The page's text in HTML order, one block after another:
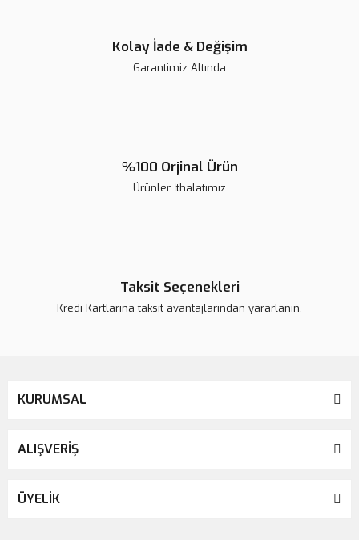
Kolay İade & Değişim
Garantimiz Altında
%100 Orjinal Ürün
Ürünler İthalatımız
Taksit Seçenekleri
Kredi Kartlarına taksit avantajlarından yararlanın.
KURUMSAL
ALIŞVERİŞ
ÜYELİK